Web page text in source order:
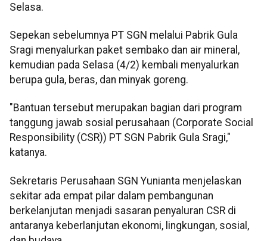
Selasa.
Sepekan sebelumnya PT SGN melalui Pabrik Gula
Sragi menyalurkan paket sembako dan air mineral,
kemudian pada Selasa (4/2) kembali menyalurkan
berupa gula, beras, dan minyak goreng.
"Bantuan tersebut merupakan bagian dari program
tanggung jawab sosial perusahaan (Corporate Social
Responsibility (CSR)) PT SGN Pabrik Gula Sragi,"
katanya.
Sekretaris Perusahaan SGN Yunianta menjelaskan
sekitar ada empat pilar dalam pembangunan
berkelanjutan menjadi sasaran penyaluran CSR di
antaranya keberlanjutan ekonomi, lingkungan, sosial,